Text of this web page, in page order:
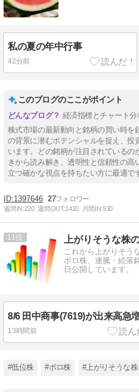
私の夏の年中行事
42分前
このブログのここがポイント
経済指標とチャート分
株式市場の最新動向と銘柄の買い時を
の背景に潜むポテンシャルを捉え、投
います。どの銘柄が注目されている
きから読み解き、透明性と信頼性の
立つ確かな視点を持ちたい方に最適で
1397646 27
週間IN:220 週間OUT:1420 月間IN:930
11 上がりそうな株
これから上がりそう
ボロ株、連騰・続落
日公開しています。
8/6 田中商事(7619)が出来高急
13時間前
#低位株 #ボロ株 #上がりそうな株